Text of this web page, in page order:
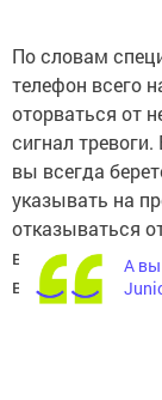
По словам
телефон всего
оторваться от
сигнал
вы всегда
указывать на
отказываться
важно
взрослым, так и
А вы